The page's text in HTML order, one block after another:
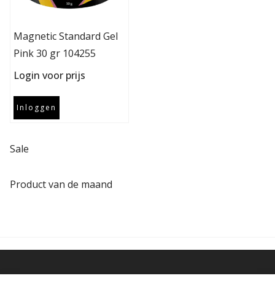
Magnetic Standard Gel
Pink 30 gr 104255
Login voor prijs
Inloggen
Sale
Product van de maand